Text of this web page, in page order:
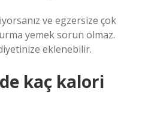
ve egzersize çok
yemek sorun olmaz.
eklenebilir.
kaç kalori